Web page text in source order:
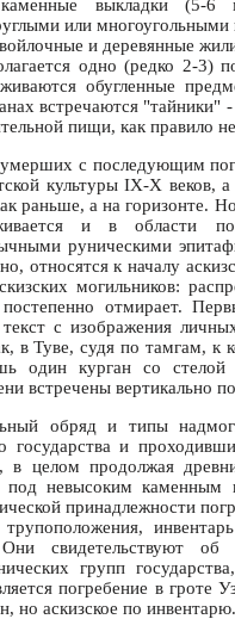
каменные выкладки (5-
или
и деревянные
одно (редко 2-
обугленные
встречаются
пищи, как правило
умерших с последующим
культуры IX-X веков,
раньше, а на горизонте.
и в области
руническими
относятся к началу
могильников:
отмирает.
текст с изображения
в Туве, судя по тамгам, к
один курган со
встречены вертикально
обряд и типы
государства и
в целом продолжая
под невысоким
принадлежности
свидетельствуют об
групп
погребение в гроте
но аскизское по инвентарю.